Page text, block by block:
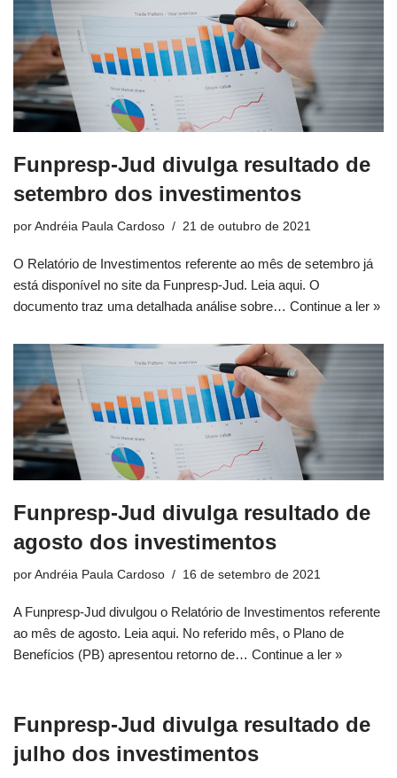
Funpresp-Jud divulga resultado de
setembro dos investimentos
por Andréia Paula Cardoso 21 de outubro de 2021
O Relatório de Investimentos referente ao mês de setembro já
está disponível no site da Funpresp-Jud. Leia aqui. O
documento traz uma detalhada análise sobre… Continue a ler »
Funpresp-Jud divulga resultado de
agosto dos investimentos
por Andréia Paula Cardoso 16 de setembro de 2021
A Funpresp-Jud divulgou o Relatório de Investimentos referente
ao mês de agosto. Leia aqui. No referido mês, o Plano de
Benefícios (PB) apresentou retorno de… Continue a ler »
Funpresp-Jud divulga resultado de
julho dos investimentos